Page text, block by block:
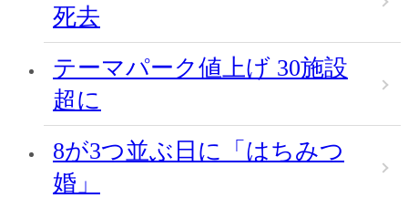
死去
テーマパーク値上げ 30施設
超に
8が3つ並ぶ日に「はちみつ
婚」